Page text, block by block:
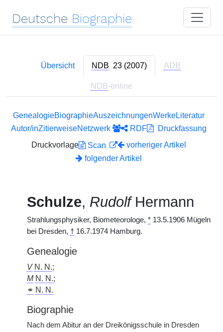
Deutsche Biographie
Übersicht NDB 23 (2007) ADB
NDB-online
GenealogieBiographieAuszeichnungenWerkeLiteratur
Autor/inZitierweiseNetzwerk RDF
Druckfassung
Druckvorlage
Scan
vorheriger Artikel
folgender Artikel
Schulze, RudolfHermann
Strahlungsphysiker, Biometeorologe, * 13.5.1906 Mügeln
bei Dresden, † 16.7.1974 Hamburg.
Genealogie
V N. N.;
M N. N.;
⚭ N. N.
Biographie
Nach dem Abitur an der Dreikönigsschule in Dresden